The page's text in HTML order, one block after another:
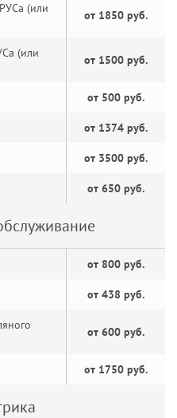
(или
от 1850 руб.
(или
от 1500 руб.
от 500 руб.
от 1374 руб.
от 3500 руб.
от 650 руб.
от 800 руб.
от 438 руб.
от 600 руб.
от 1750 руб.